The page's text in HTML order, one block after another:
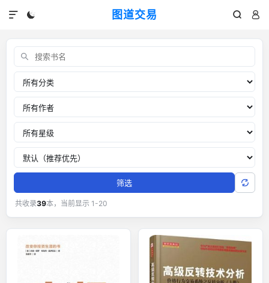
图道交易
  

交易书单：外汇黄金交易经典书籍
关键词
分类
作者
推荐星级
排序
筛选
共收录39本，当前显示 1-20